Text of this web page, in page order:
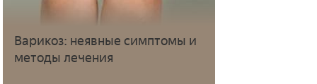
Варикоз: неявные симптомы и
методы лечения